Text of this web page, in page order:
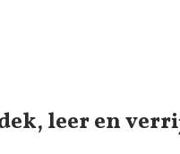
leer en